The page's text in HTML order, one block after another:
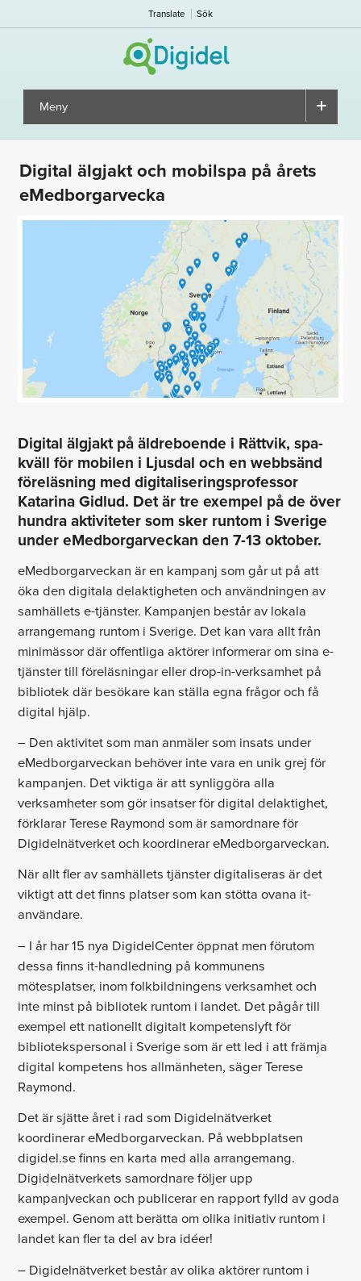
Translate Sök
Meny ▼
Digital älgjakt och mobilspa på årets
eMedborgarvecka
Digital älgjakt på äldreboende i Rättvik, spa-
kväll för mobilen i Ljusdal och en webbsänd
föreläsning med digitaliseringsprofessor
Katarina Gidlud. Det är tre exempel på de över
hundra aktiviteter som sker runtom i Sverige
under eMedborgarveckan den 7-13 oktober.
eMedborgarveckan är en kampanj som går ut på att
öka den digitala delaktigheten och användningen av
samhällets e-tjänster. Kampanjen består av lokala
arrangemang runtom i Sverige. Det kan vara allt från
minimässor där offentliga aktörer informerar om sina e-
tjänster till föreläsningar eller drop-in-verksamhet på
bibliotek där besökare kan ställa egna frågor och få
digital hjälp.
– Den aktivitet som man anmäler som insats under
eMedborgarveckan behöver inte vara en unik grej för
kampanjen. Det viktiga är att synliggöra alla
verksamheter som gör insatser för digital delaktighet,
förklarar Terese Raymond som är samordnare för
Digidelnätverket och koordinerar eMedborgarveckan.
När allt fler av samhällets tjänster digitaliseras är det
viktigt att det finns platser som kan stötta ovana it-
användare.
– I år har 15 nya DigidelCenter öppnat men förutom
dessa finns it-handledning på kommunens
mötesplatser, inom folkbildningens verksamhet och
inte minst på bibliotek runtom i landet. Det pågår till
exempel ett nationellt digitalt kompetenslyft för
bibliotekspersonal i Sverige som är ett led i att främja
digital kompetens hos allmänheten, säger Terese
Raymond.
Det är sjätte året i rad som Digidelnätverket
koordinerar eMedborgarveckan. På webbplatsen
digidel.se finns en karta med alla arrangemang.
Digidelnätverkets samordnare följer upp
kampanjveckan och publicerar en rapport fylld av goda
exempel. Genom att berätta om olika initiativ runtom i
landet kan fler ta del av bra idéer!
– Digidelnätverket består av olika aktörer runtom i